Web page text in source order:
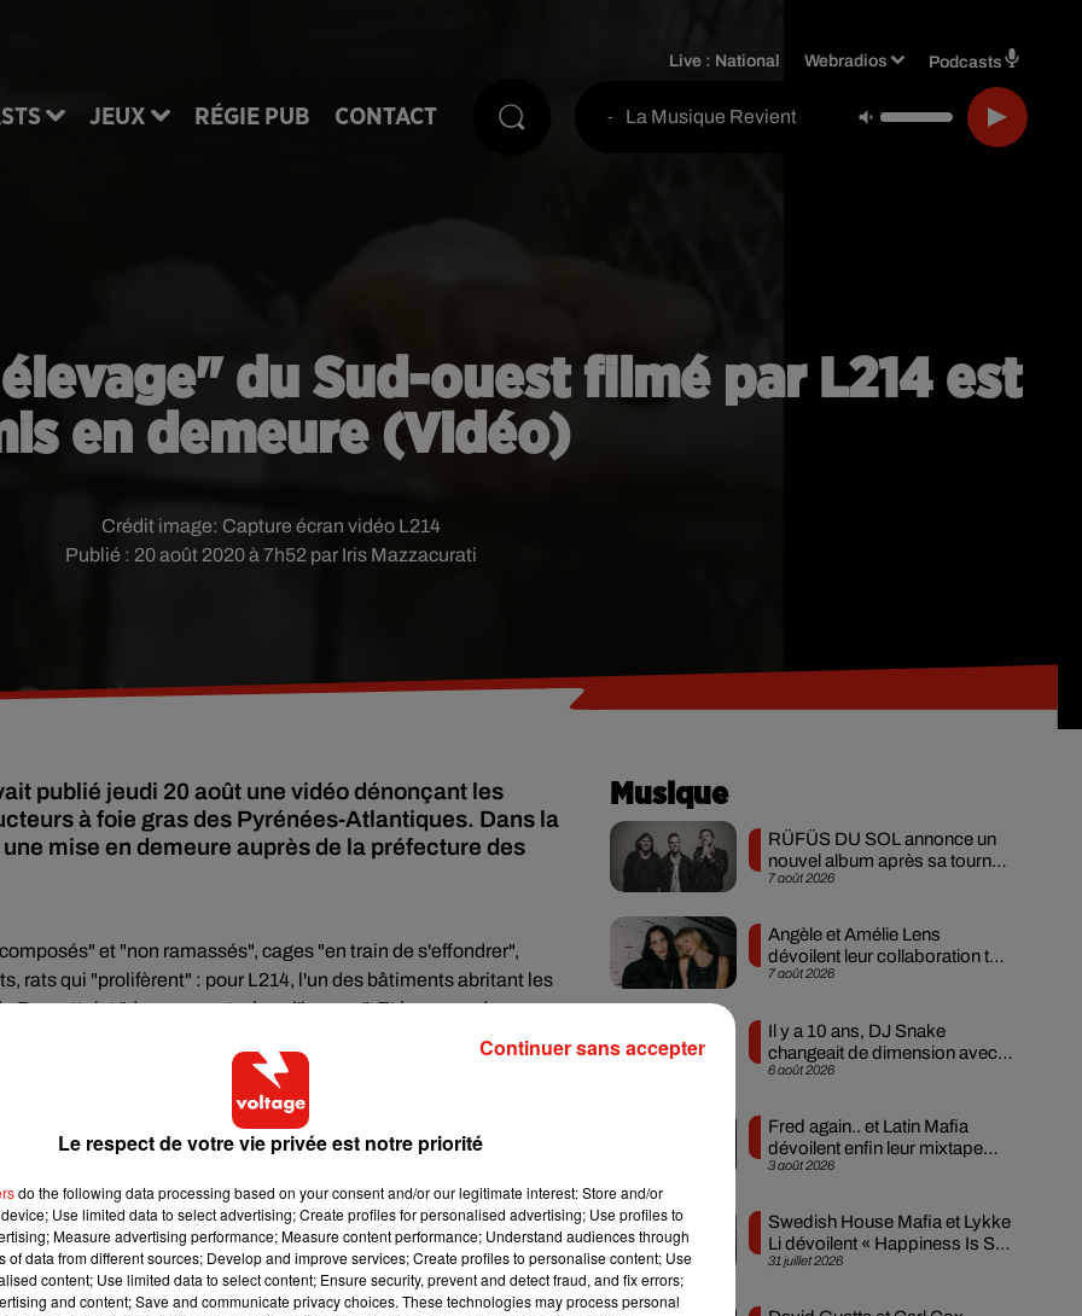
JEUX RÉGIE PUB CONTACT
Live : National Webradios Podcasts
- La Musique Revient
du Sud-ouest filmé par L214 est
en demeure (Vidéo)
Publié : 20 août 2020 à 7h52 par Iris Mazzacurati
Crédit image: Capture écran vidéo L214
publié jeudi 20 août une vidéo dénonçant les
à foie gras des Pyrénées-Atlantiques. Dans la
mise en demeure auprès de la préfecture des
et "non ramassés", cages "en train de s'effondrer",
rats qui "prolifèrent" : pour L214, l'un des bâtiments abritant les
Pau, atteint "des sommets dans l'horreur". Et les canards
sol recouvert de m**: cet élevage de canards reproducteurs
prises "il y a quelques jours" en août, après signalement d'un
ayons eu l'occasion de voir depuis les débuts de L214" en
Musique
7 août 2026
RÜFÜS DU SOL annonce un
nouvel album après sa tournée
mondiale
7 août 2026
Angèle et Amélie Lens
dévoilent leur collaboration tant
attendue
6 août 2026
Il y a 10 ans, DJ Snake
changeait de dimension avec
son premier...
3 août 2026
Fred again.. et Latin Mafia
dévoilent enfin leur mixtape
créée en...
31 juillet 2026
Swedish House Mafia et Lykke
Li dévoilent « Happiness Is So
Sad »
Le respect de votre vie privée est notre priorité
do the following data processing based on your consent and/or our legitimate interest: Store and/or
Use limited data to select advertising; Create profiles for personalised advertising; Use profiles to
Measure advertising performance; Measure content performance; Understand audiences through
of data from different sources; Develop and improve services; Create profiles to personalise content; Use
content; Use limited data to select content; Ensure security, prevent and detect fraud, and fix errors;
and content; Save and communicate privacy choices. These technologies may process personal
Continuer sans accepter